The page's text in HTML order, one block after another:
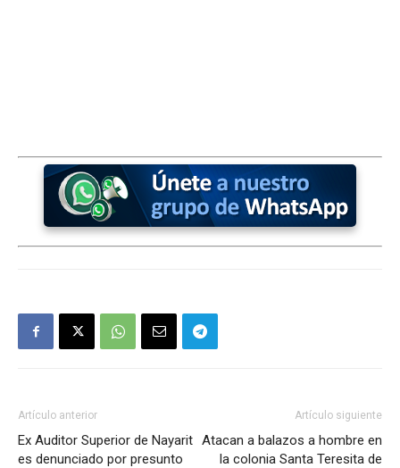
Artículo anterior
Ex Auditor Superior de Nayarit
es denunciado por presunto
Artículo siguiente
Atacan a balazos a hombre en
la colonia Santa Teresita de